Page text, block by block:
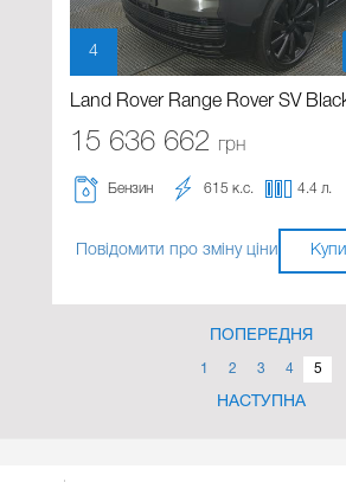
4
Land Rover Range Rover SV
15 636 662 грн
Бензин 615 к.с. 4.4 л.
Повідомити про зміну ціни
ПОПЕРЕДНЯ
1 2 3 4 5
НАСТУПНА